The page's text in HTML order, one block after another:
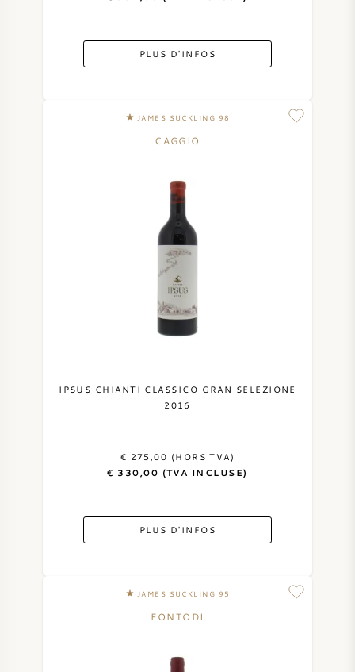
PLUS D'INFOS
JAMES SUCKLING 98
CAGGIO
IPSUS CHIANTI CLASSICO GRAN SELEZIONE
2016
€ 275,00 (HORS TVA)
€ 330,00 (TVA INCLUSE)
PLUS D'INFOS
JAMES SUCKLING 95
FONTODI